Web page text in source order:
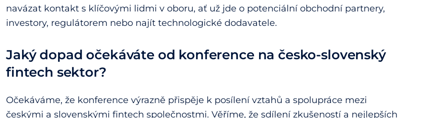
navázat kontakt s klíčovými lidmi v oboru, ať už jde o potenciální obchodní partnery,
investory, regulátorem nebo najít technologické dodavatele.
Jaký dopad očekáváte od konference na česko-slovenský
fintech sektor?
Očekáváme, že konference výrazně přispěje k posílení vztahů a spolupráce mezi
českými a slovenskými fintech společnostmi. Věříme, že sdílení zkušeností a nejlepších